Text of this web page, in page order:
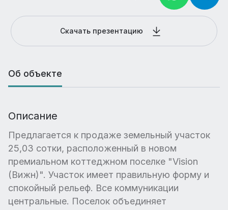
Скачать презентацию
Об объекте
Описание
Предлагается к продаже земельный участок
25,03 сотки, расположенный в новом
премиальном коттеджном поселке "Vision
(Вижн)". Участок имеет правильную форму и
спокойный рельеф. Все коммуникации
центральные. Поселок объединяет